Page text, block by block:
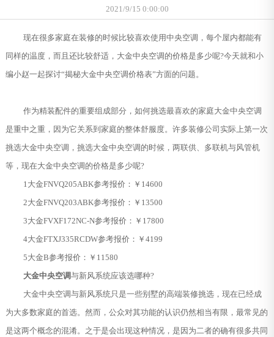
2021/9/15 0:00:00
现在很多家庭在装修的时候比较喜欢使用中央空调，每个屋内都能有
同样的温度，而且还比较舒适，大金中央空调的价格是多少呢?今天就和小
编小赵一起探讨“揭秘大金中央空调价格表”方面的问题。
作为精装配件的重要组成部分，如何挑选最喜欢的家庭大金中央空调
是重中之重，因为它关系到家庭的整体舒服度。许多装修公司实际上第一次
挑选大金中央空调，挑选大金中央空调的时候，两联供、多联机与风管机
等，现在大金中央空调的价格是多少呢?
1大金FNVQ205ABK参考报价：￥14600
2大金FNVQ203ABK参考报价：￥13500
3大金FVXF172NC-N参考报价：￥17800
4大金FTXJ335RCDW参考报价：￥4199
5大金B参考报价：￥11580
大金中央空调与新风系统应该选哪种?
大金中央空调与新风系统只是一些别墅的高端装修挑选，现在已经成
为大多数家庭的首选。然而，公众对其功能的认识仍然相当有限，最常见的
是这两个概念的混淆。之于是会出现这种情况，是因为二者的确有很多共同